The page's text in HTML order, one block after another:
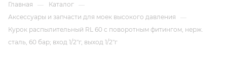
Главная — Каталог —
Аксессуары и запчасти для моек высокого давления
—
Курок распылительный RL 60 с поворотным фитингом, нерж.
сталь, 60 бар; вход 1/2"г, выход 1/2"г